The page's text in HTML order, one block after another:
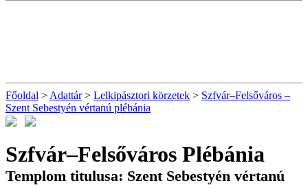
Főoldal > Adattár> Lelkipásztori körzetek > Szfvár–Felsőváros –
Szent Sebestyén vértanú plébánia
Szfvár–Felsőváros Plébánia
Templom titulusa: Szent Sebestyén vértanú